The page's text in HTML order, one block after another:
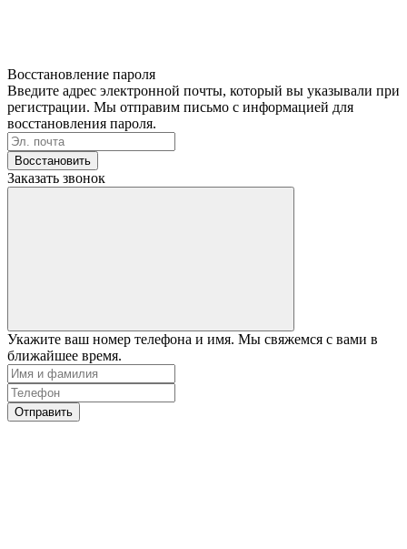
Восстановление пароля
Введите адрес электронной почты, который вы указывали при
регистрации. Мы отправим письмо с информацией для
восстановления пароля.
Восстановить
Заказать звонок
Укажите ваш номер телефона и имя. Мы свяжемся с вами в
ближайшее время.
Отправить